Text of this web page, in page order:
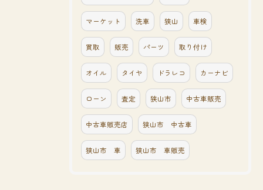
マーケット 洗車 狭山 車検
買取 販売 パーツ 取り付け
オイル タイヤ ドラレコ カーナビ
ローン 査定 狭山市 中古車販売
中古車販売店 狭山市 中古車
狭山市 車 狭山市 車販売